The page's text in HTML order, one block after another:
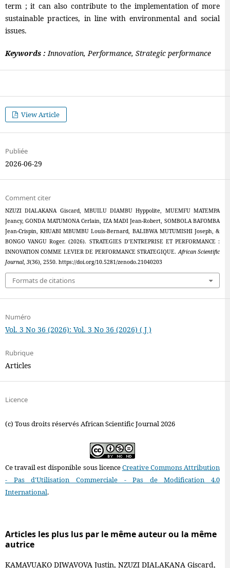
term ; it can also contribute to the implementation of more
sustainable practices, in line with environmental and social
issues.
Keywords :Innovation, Performance, Strategic performance
View Article
Publiée
2026-06-29
Comment citer
NZUZI DIALAKANA Giscard, MBUILU DIAMBU Hyppolite, MUEMFU MATEMPA
Jeancy, GONDA MATUMONA Cerlain, IZA MADI Jean-Robert, SOMBOLA BAFOMBA
Jean-Crispin, KHUABI MBUMBU Louis-Bernard, BALIBWA MUTUMISHI Joseph, &
BONGO VANGU Roger. (2026). STRATEGIES D’ENTREPRISE ET PERFORMANCE :
INNOVATION COMME LEVIER DE PERFORMANCE STRATEGIQUE.African Scientific
Journal, 3(36), 2550. https://doi.org/10.5281/zenodo.21040203
Formats de citations
Numéro
Vol. 3 No 36 (2026): Vol. 3 No 36 (2026) ( J )
Rubrique
Articles
Licence
(c) Tous droits réservés African Scientific Journal 2026
Ce travail est disponible sous licenceCreative Commons Attribution
- Pas d'Utilisation Commerciale - Pas de Modification 4.0
International.
Articles les plus lus par le même auteur ou la même
autrice
KAMAVUAKO DIWAVOVA Justin, NZUZI DIALAKANA Giscard,